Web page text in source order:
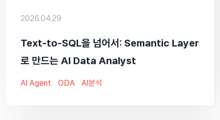
2026.04.29
Text-to-SQL을 넘어서: Semantic Layer
로 만드는 AI Data Analyst
AI Agent ODA AI분석